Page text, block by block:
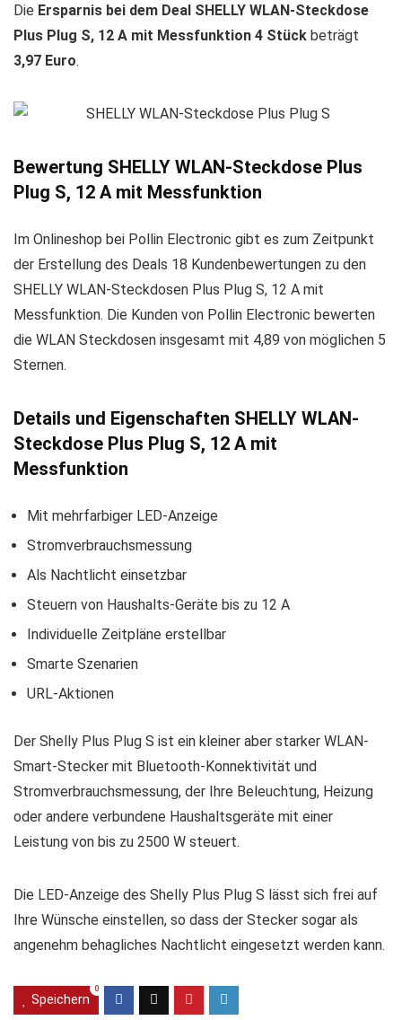
Die Ersparnis bei dem Deal SHELLY WLAN-Steckdose
Plus Plug S, 12 A mit Messfunktion 4 Stück beträgt
3,97 Euro.
Bewertung SHELLY WLAN-Steckdose Plus
Plug S, 12 A mit Messfunktion
Im Onlineshop bei Pollin Electronic gibt es zum Zeitpunkt
der Erstellung des Deals 18 Kundenbewertungen zu den
SHELLY WLAN-Steckdosen Plus Plug S, 12 A mit
Messfunktion. Die Kunden von Pollin Electronic bewerten
die WLAN Steckdosen insgesamt mit 4,89 von möglichen 5
Sternen.
Details und Eigenschaften SHELLY WLAN-
Steckdose Plus Plug S, 12 A mit
Messfunktion
Mit mehrfarbiger LED-Anzeige
Stromverbrauchsmessung
Als Nachtlicht einsetzbar
Steuern von Haushalts-Geräte bis zu 12 A
Individuelle Zeitpläne erstellbar
Smarte Szenarien
URL-Aktionen
Der Shelly Plus Plug S ist ein kleiner aber starker WLAN-
Smart-Stecker mit Bluetooth-Konnektivität und
Stromverbrauchsmessung, der Ihre Beleuchtung, Heizung
oder andere verbundene Haushaltsgeräte mit einer
Leistung von bis zu 2500 W steuert.
Die LED-Anzeige des Shelly Plus Plug S lässt sich frei auf
Ihre Wünsche einstellen, so dass der Stecker sogar als
angenehm behagliches Nachtlicht eingesetzt werden kann.
Speichern
0